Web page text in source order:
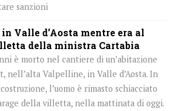
sanzioni
Valle d’Aosta mentre era al
della ministra Cartabia
è morto nel cantiere di un’abitazione
nell’alta Valpelline, in Valle d’Aosta. In
l’uomo è rimasto schiacciato
della villetta, nella mattinata di oggi.